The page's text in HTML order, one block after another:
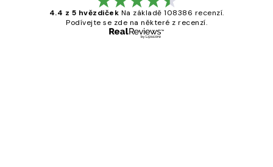
4.4 z 5 hvězdiček Na základě 108386 recenzí.
Podívejte se zde na některé z recenzí.